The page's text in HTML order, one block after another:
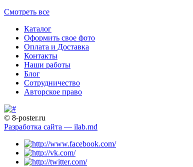
Смотреть все
Каталог
Оформить свое фото
Оплата и Доставка
Контакты
Наши работы
Блог
Сотрудничество
Авторское право
© 8-poster.ru
Разработка сайта — ilab.md